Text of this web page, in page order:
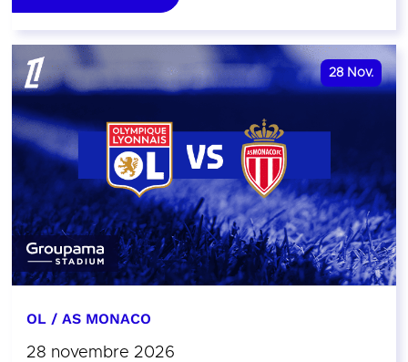
28 Nov.
OL / AS MONACO
28 novembre 2026